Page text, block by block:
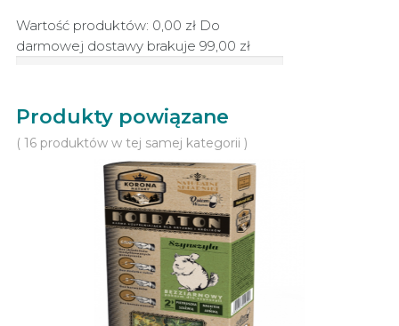
Wartość produktów: 0,00 zł Do
darmowej dostawy brakuje 99,00 zł
Produkty powiązane
( 16 produktów w tej samej kategorii )